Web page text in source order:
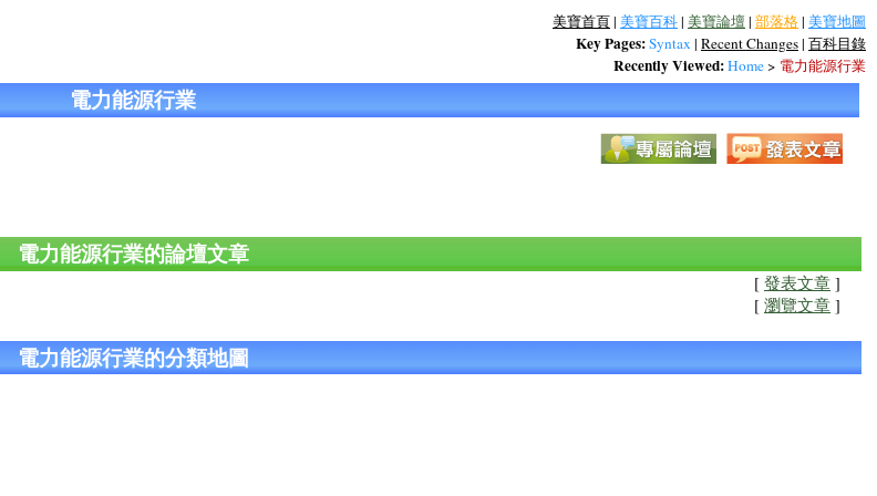
美寶首頁| 美寶百科| 美寶論壇| 部落格| 美寶地圖
Key Pages:Syntax | Recent Changes| 百科目錄
Recently Viewed:Home> 電力能源行業
電力能源行業
電力能源行業的論壇文章
[ 發表文章 ]
[ 瀏覽文章 ]
電力能源行業的分類地圖